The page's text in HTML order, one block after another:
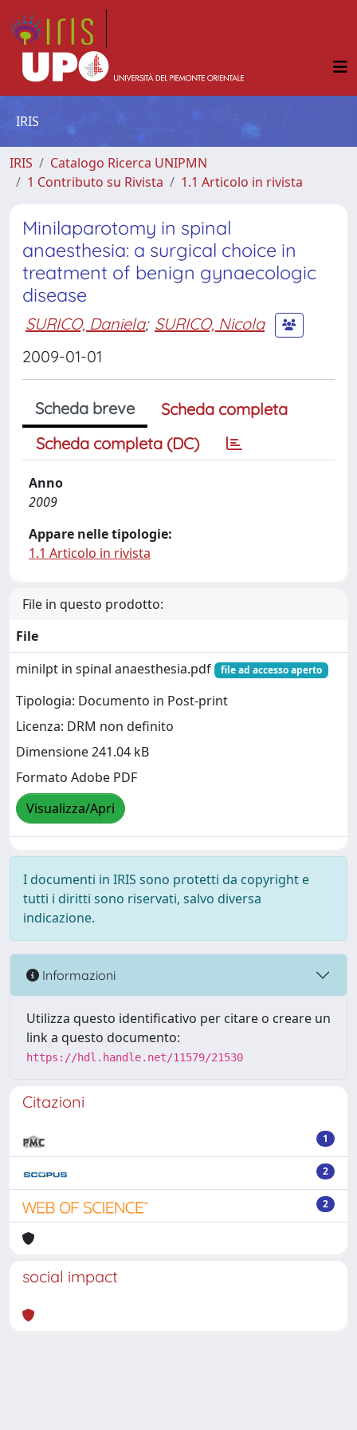
IRIS
IRIS
Catalogo Ricerca UNIPMN
1 Contributo su Rivista
1.1 Articolo in rivista
Minilaparotomy in spinal
anaesthesia: a surgical choice in
treatment of benign gynaecologic
disease
SURICO, Daniela; SURICO, Nicola
2009-01-01
Scheda breve
Scheda completa
Scheda completa (DC)
Anno
2009
Appare nelle tipologie:
1.1 Articolo in rivista
File in questo prodotto:
File
minilpt in spinal anaesthesia.pdf
file ad accesso aperto
Tipologia: Documento in Post-print
Licenza: DRM non definito
Dimensione 241.04 kB
Formato Adobe PDF
Visualizza/Apri
I documenti in IRIS sono protetti da copyright e
tutti i diritti sono riservati, salvo diversa
indicazione.
Informazioni
Utilizza questo identificativo per citare o creare un
link a questo documento:
https://hdl.handle.net/11579/21530
Citazioni
1
2
2
social impact